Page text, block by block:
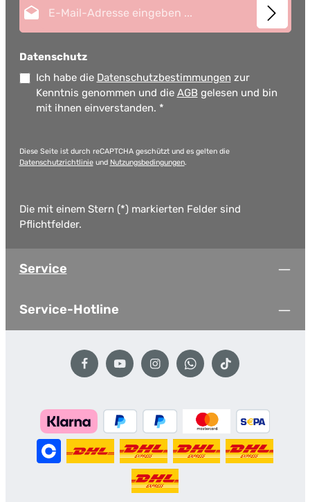
Datenschutz
Ich habe die Datenschutzbestimmungen zur
Kenntnis genommen und die AGB gelesen und bin
mit ihnen einverstanden. *
Diese Seite ist durch reCAPTCHA geschützt und es gelten die
Datenschutzrichtlinieund Nutzungsbedingungen.
Die mit einem Stern (*) markierten Felder sind
Pflichtfelder.
Service
Service-Hotline